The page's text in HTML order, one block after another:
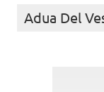
Adua Del